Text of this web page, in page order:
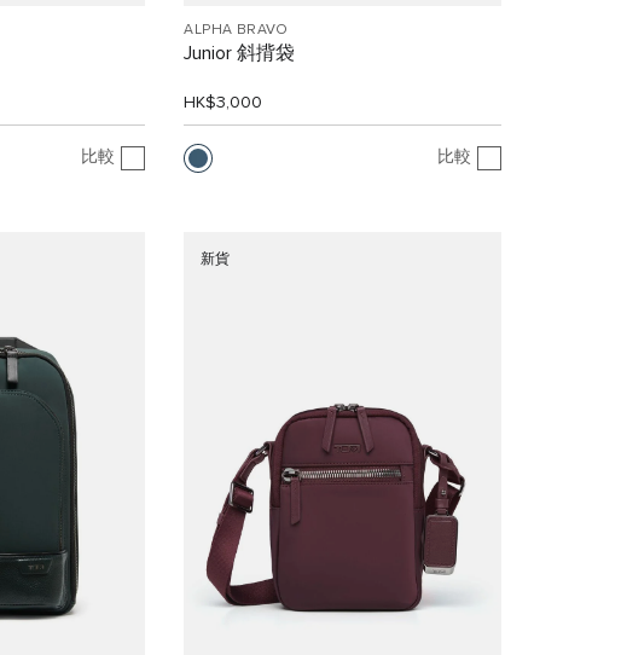
比較
ALPHA BRAVO
Junior 斜揹袋
HK$3,000
比較
新貨